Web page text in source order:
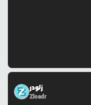
زلودر
Zloadr